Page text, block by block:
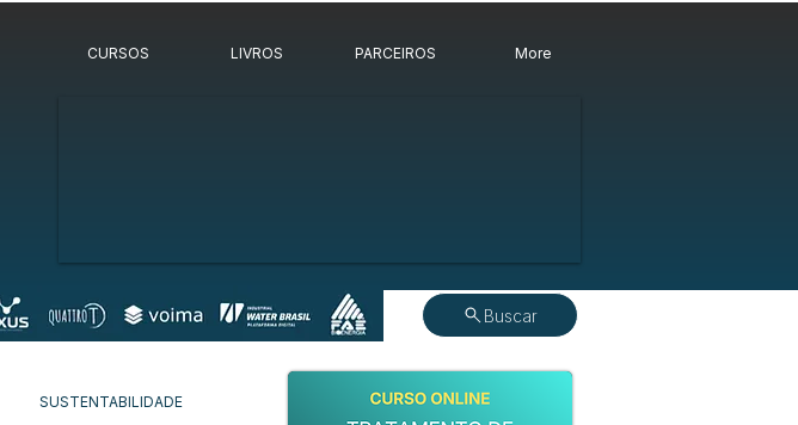
CURSOS LIVROS PARCEIROS More
Buscar
SUSTENTABILIDADE